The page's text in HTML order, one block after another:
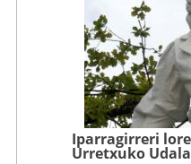
Iparragirreri
Urretxuko